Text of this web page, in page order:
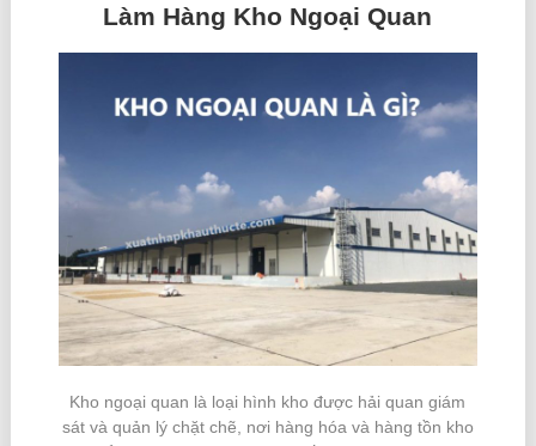
Làm Hàng Kho Ngoại Quan
Kho ngoại quan là loại hình kho được hải quan giám
sát và quản lý chặt chẽ, nơi hàng hóa và hàng tồn kho